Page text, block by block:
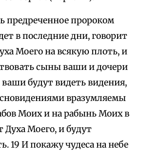
предреченное пророком
в последние дни, говорит
Моего на всякую плоть, и
сыны ваши и дочери
будут видеть видения,
вразумляемы
Моих и на рабынь Моих в
Духа Моего, и будут
19 И покажу чудеса на небе